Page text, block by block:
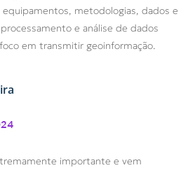
metodologias, dados e
e análise de dados
em transmitir geoinformação.
importante e vem